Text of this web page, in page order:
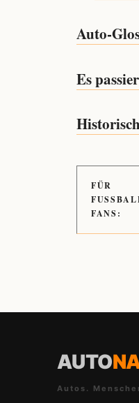
Auto-
Es
FÜR
FANS:
AUTO
Autos.